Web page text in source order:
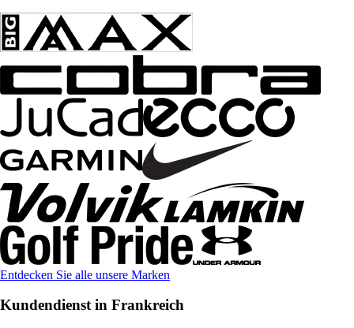
Entdecken Sie alle unsere Marken
Kundendienst in Frankreich